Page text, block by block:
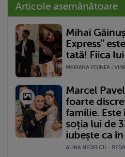
Articole asemănătoare
Mihai
Express"
tată! Fiica
MARIANA VOINEA |
Marcel
foarte
familie.
soția lui de
iubește ca
ALINA NEDELCU -